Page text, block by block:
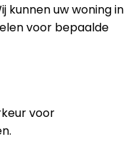
kunnen uw woning in
voor bepaalde
voor